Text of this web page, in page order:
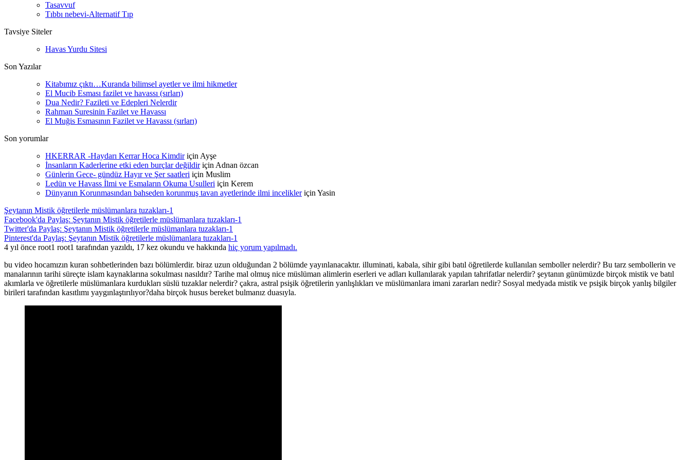
Tasavvuf
Tıbbı nebevi-Alternatif Tıp
Tavsiye Siteler
Havas Yurdu Sitesi
Son Yazılar
Kitabımız çıktı…Kuranda bilimsel ayetler ve ilmi hikmetler
El Mucib Esması fazilet ve havassı (sırları)
Dua Nedir? Fazileti ve Edepleri Nelerdir
Rahman Suresinin Fazilet ve Havassı
El Muğis Esmasının Fazilet ve Havassı (sırları)
Son yorumlar
HKERRAR -Haydarı Kerrar Hoca Kimdiriçin Ayşe
İnsanların Kaderlerine etki eden burçlar değildiriçin Adnan özcan
Günlerin Gece- gündüz Hayır ve Şer saatleri için Muslim
Ledün ve Havass İlmi ve Esmaların Okuma Usulleri için Kerem
Dünyanın Korunmasından bahseden korunmuş tavan ayetlerinde ilmi incelikleriçin Yasin
Şeytanın Mistik öğretilerle müslümanlara tuzakları-1
Facebook'da Paylaş: Şeytanın Mistik öğretilerle müslümanlara tuzakları-1
Twitter'da Paylaş: Şeytanın Mistik öğretilerle müslümanlara tuzakları-1
Pinterest'da Paylaş: Şeytanın Mistik öğretilerle müslümanlara tuzakları-1
4 yıl önce root1 root1 tarafından yazıldı, 17 kez okundu ve hakkında hiç yorum yapılmadı.
bu video hocamızın kuran sohbetlerinden bazı bölümlerdir. biraz uzun olduğundan 2 bölümde yayınlanacaktır. illuminati, kabala, sihir gibi batıl öğretilerde kullanılan semboller nelerdir? Bu tarz sembollerin ve
manalarının tarihi süreçte islam kaynaklarına sokulması nasıldır? Tarihe mal olmuş nice müslüman alimlerin eserleri ve adları kullanılarak yapılan tahrifatlar nelerdir? şeytanın günümüzde birçok mistik ve batıl
akımlarla ve öğretilerle müslümanlara kurdukları süslü tuzaklar nelerdir? çakra, astral psişik öğretilerin yanlışlıkları ve müslümanlara imani zararları nedir? Sosyal medyada mistik ve psişik birçok yanlış bilgiler
birileri tarafından kasıtlımı yaygınlaştırılıyor?daha birçok husus bereket bulmanız duasıyla.